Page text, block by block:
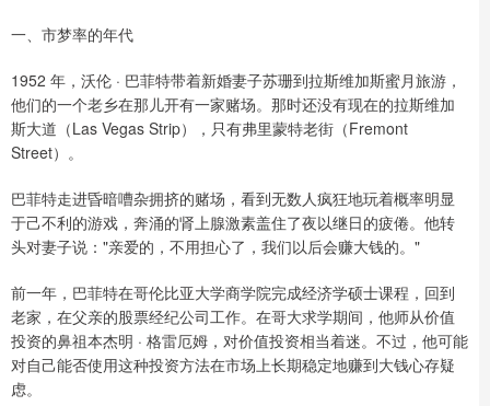
一、市梦率的年代
1952 年，沃伦 · 巴菲特带着新婚妻子苏珊到拉斯维加斯蜜月旅游，
他们的一个老乡在那儿开有一家赌场。那时还没有现在的拉斯维加
斯大道（Las Vegas Strip），只有弗里蒙特老街（Fremont
Street）。
巴菲特走进昏暗嘈杂拥挤的赌场，看到无数人疯狂地玩着概率明显
于己不利的游戏，奔涌的肾上腺激素盖住了夜以继日的疲倦。他转
头对妻子说："亲爱的，不用担心了，我们以后会赚大钱的。"
前一年，巴菲特在哥伦比亚大学商学院完成经济学硕士课程，回到
老家，在父亲的股票经纪公司工作。在哥大求学期间，他师从价值
投资的鼻祖本杰明 · 格雷厄姆，对价值投资相当着迷。不过，他可能
对自己能否使用这种投资方法在市场上长期稳定地赚到大钱心存疑
虑。